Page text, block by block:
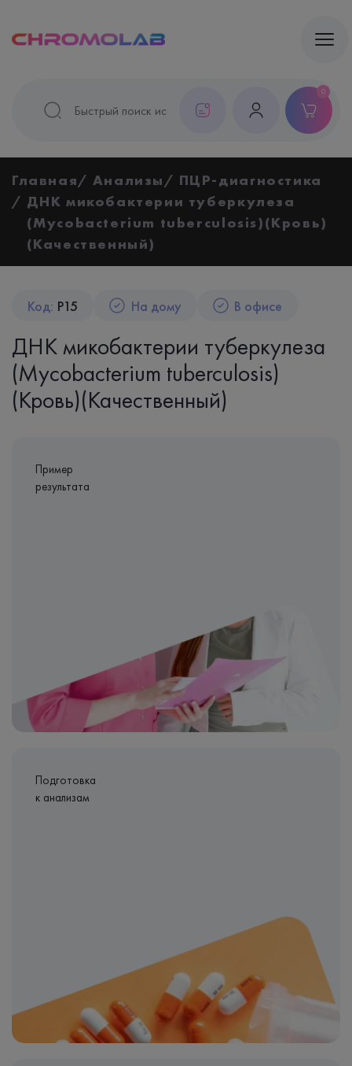
0
Главная Анализы
ПЦР-диагностика
ДНК микобактерии туберкулеза
(Mycobacterium tuberculosis)(Кровь)
(Качественный)
Код: P15 На дому В офисе
ДНК микобактерии туберкулеза
(Mycobacterium tuberculosis)
(Кровь)(Качественный)
Пример
результата
Подготовка
к анализам